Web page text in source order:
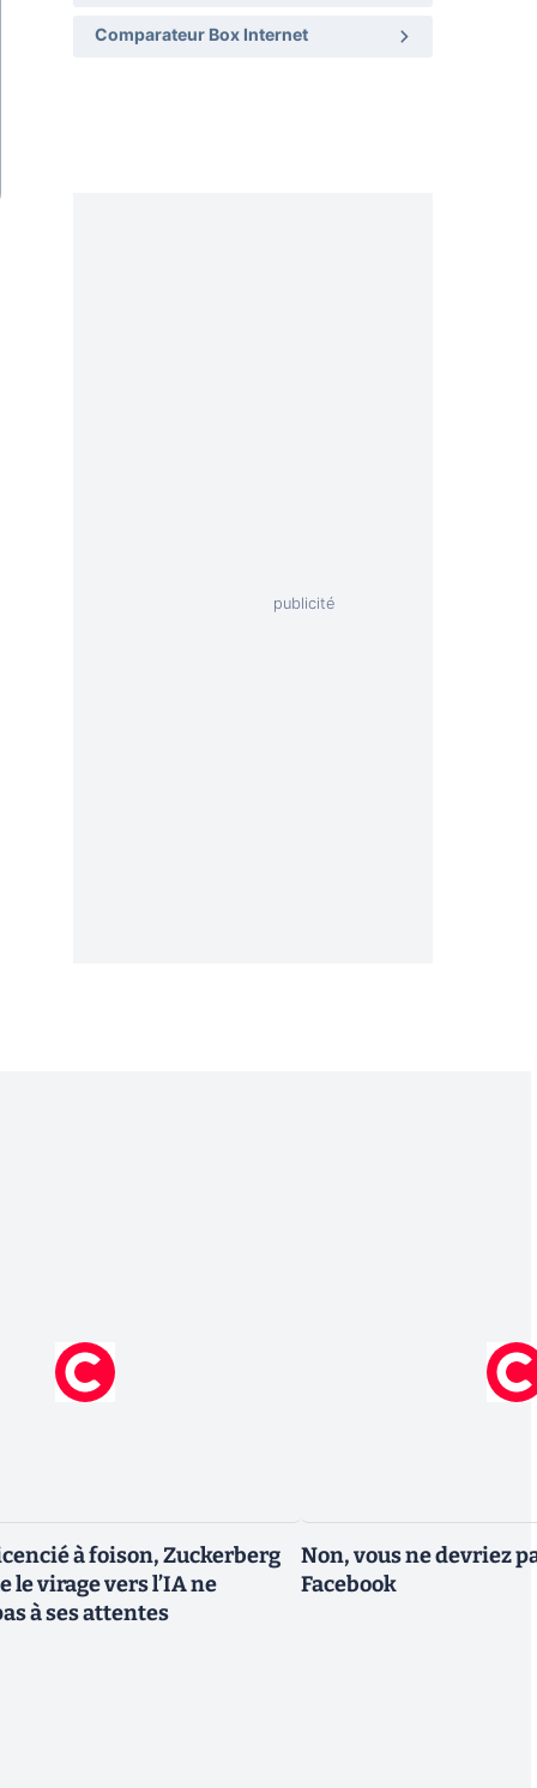
Comparateur Box Internet
à foison, Zuckerberg
le virage vers l’IA ne
à ses attentes
Non, vous ne devriez
Facebook